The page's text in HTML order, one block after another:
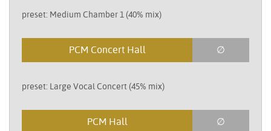
preset: Medium Chamber 1 (40% mix)
PCM Concert Hall ∅
preset: Large Vocal Concert (45% mix)
PCM Hall ∅